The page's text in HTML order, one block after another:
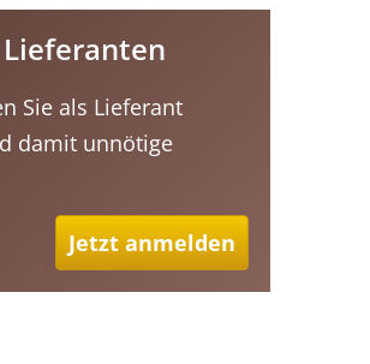
Sie als Lieferant
damit unnötige
Jetzt anmelden